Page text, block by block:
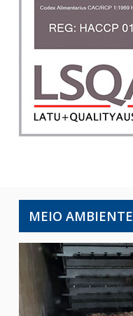
MEIO AMBIENTE